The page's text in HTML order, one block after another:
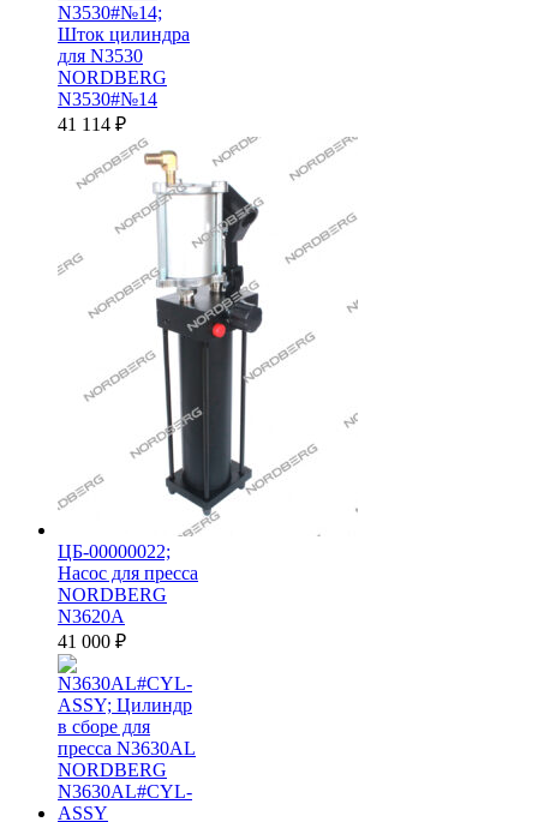
N3530#№14;
Шток цилиндра
для N3530
NORDBERG
N3530#№14
41 114 ₽
ЦБ-00000022;
Насос для пресса
NORDBERG
N3620A
41 000 ₽